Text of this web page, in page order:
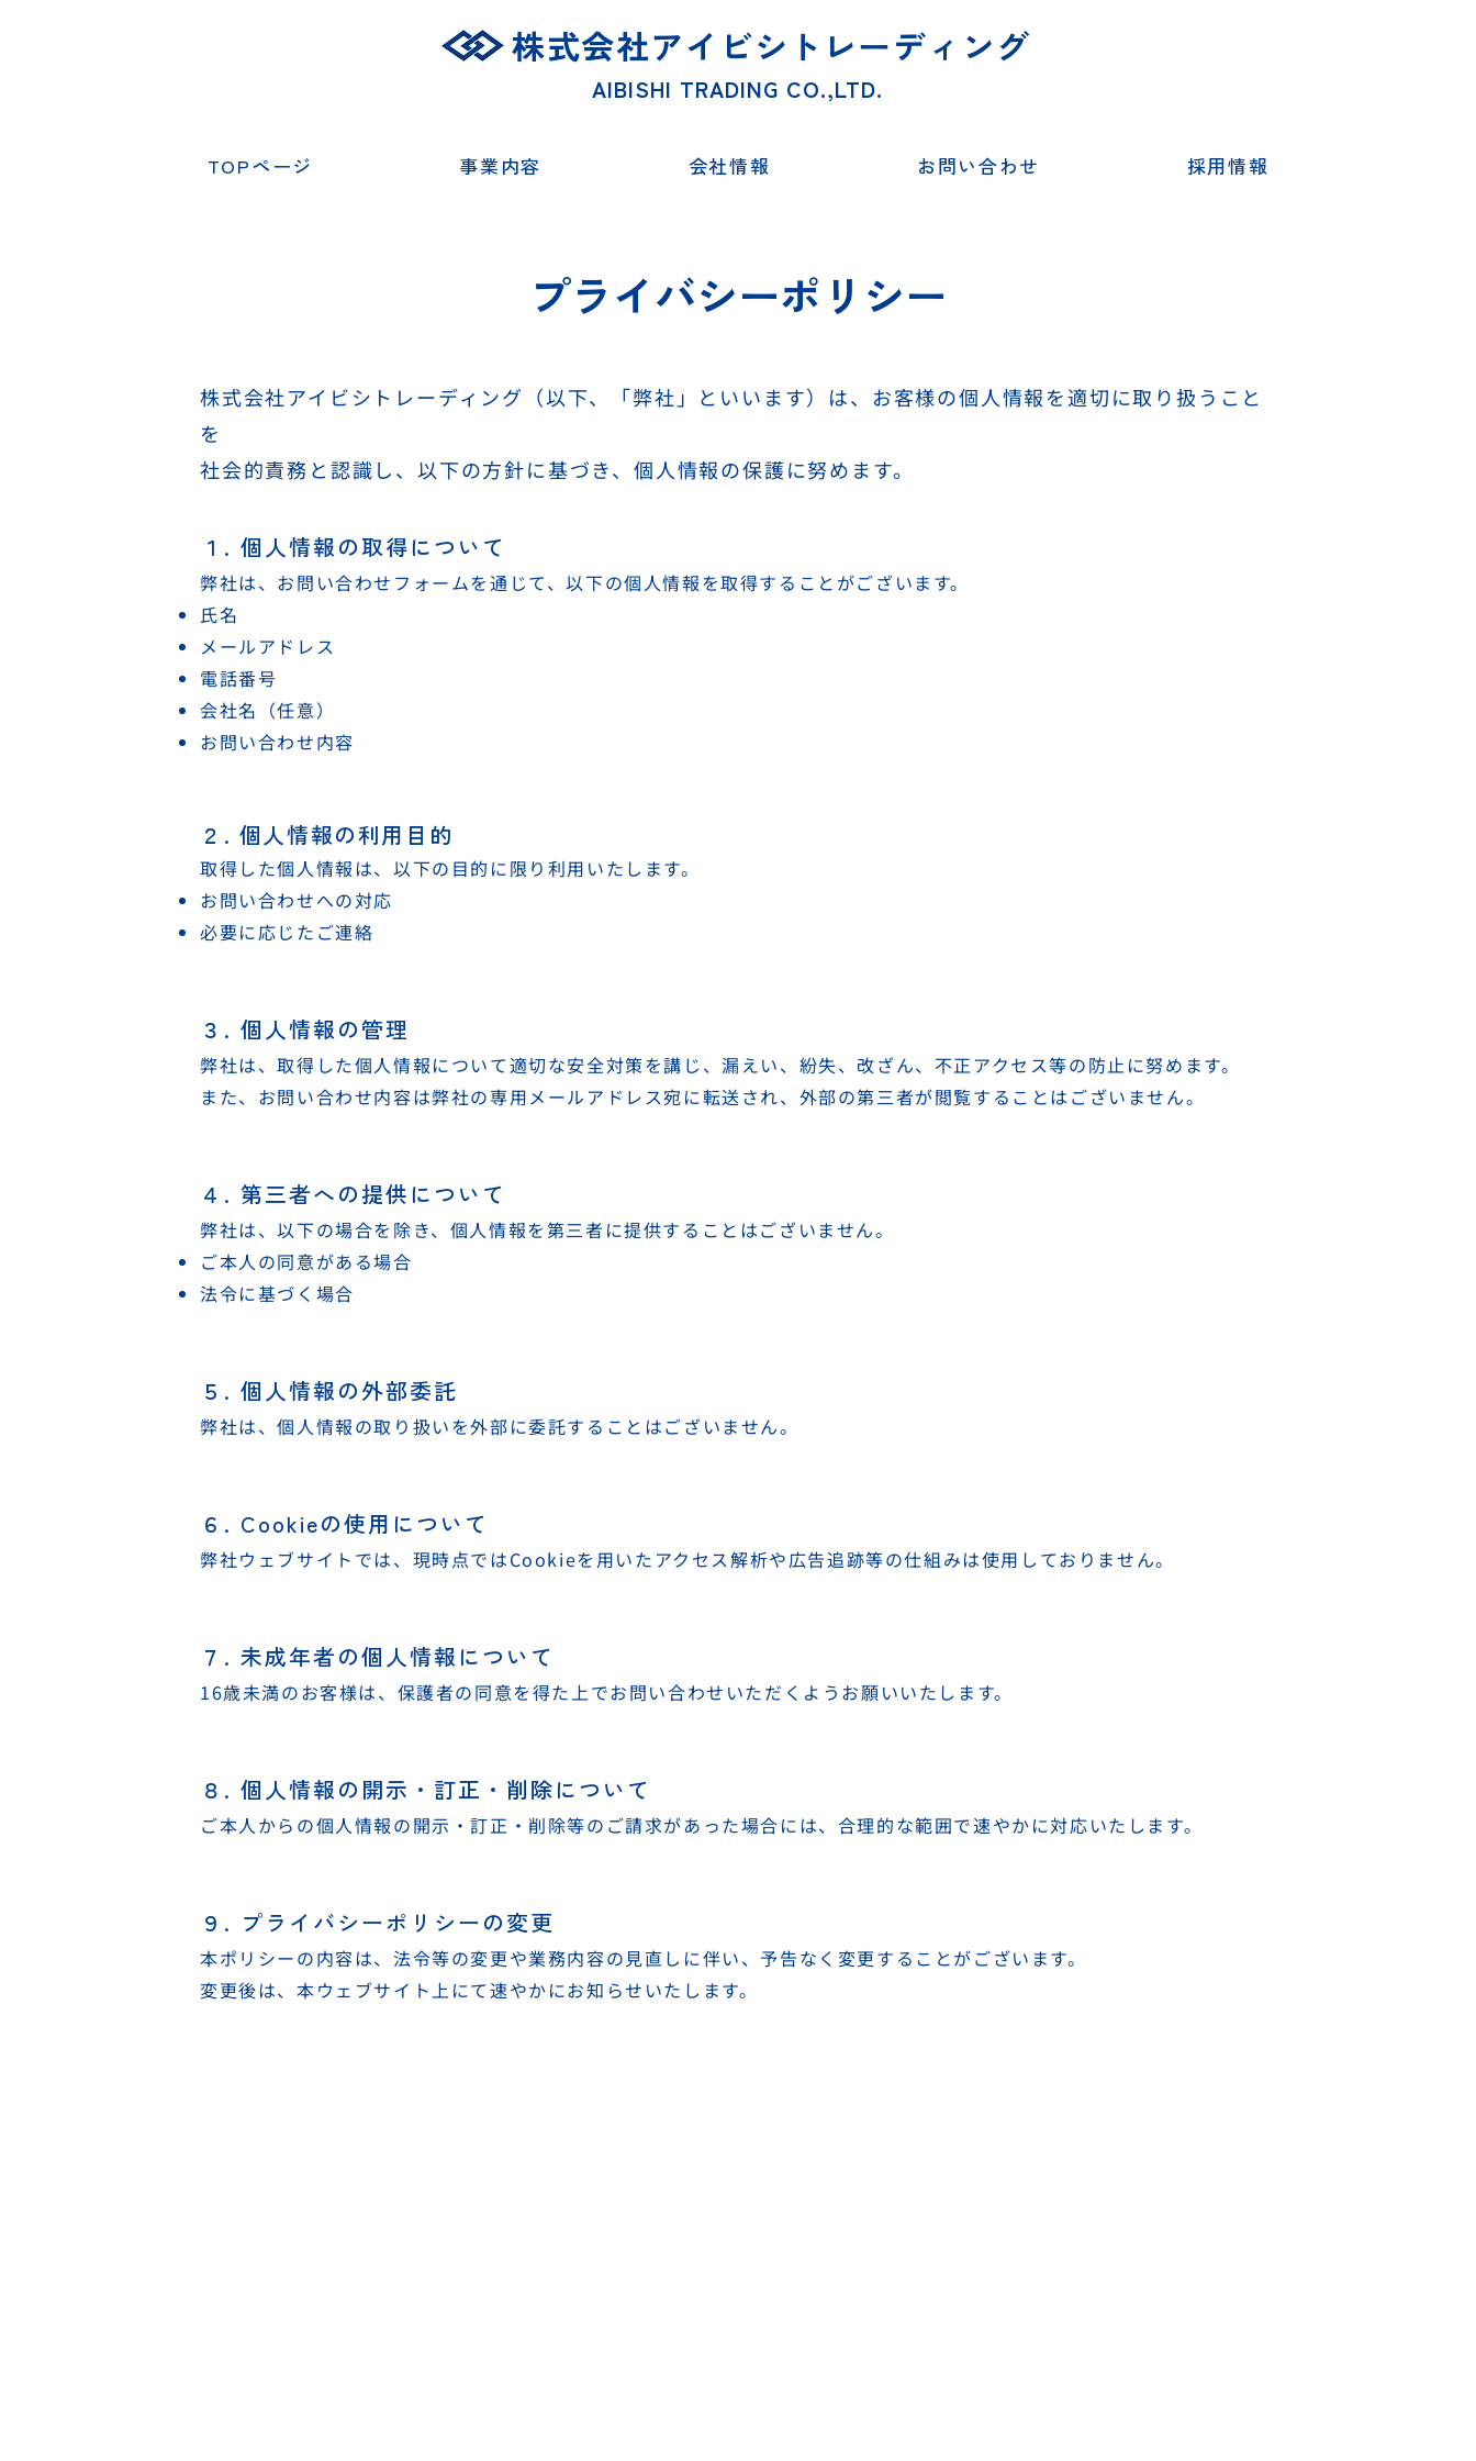
株式会社アイビシトレーディング
AIBISHI TRADING CO.,LTD.
TOPページ 事業内容 会社情報 お問い合わせ 採用情報
プライバシーポリシー
株式会社アイビシトレーディング（以下、「弊社」といいます）は、お客様の個人情報を適切に取り扱うこと
を
社会的責務と認識し、以下の方針に基づき、個人情報の保護に努めます。
​１. 個人情報の取得について
弊社は、お問い合わせフォームを通じて、以下の個人情報を取得することがございます。
氏名
メールアドレス
電話番号
会社名（任意）
お問い合わせ内容
２. 個人情報の利用目的
取得した個人情報は、以下の目的に限り利用いたします。
お問い合わせへの対応
必要に応じたご連絡
３. 個人情報の管理
弊社は、取得した個人情報について適切な安全対策を講じ、漏えい、紛失、改ざん、不正アクセス等の防止に努めます。
また、お問い合わせ内容は弊社の専用メールアドレス宛に転送され、外部の第三者が閲覧することはございません。
４. 第三者への提供について
弊社は、以下の場合を除き、個人情報を第三者に提供することはございません。
ご本人の同意がある場合
法令に基づく場合
５. 個人情報の外部委託
弊社は、個人情報の取り扱いを外部に委託することはございません。
６. Cookieの使用について
弊社ウェブサイトでは、現時点ではCookieを用いたアクセス解析や広告追跡等の仕組みは使用しておりません。
７. 未成年者の個人情報について
16歳未満のお客様は、保護者の同意を得た上でお問い合わせいただくようお願いいたします。
８. 個人情報の開示・訂正・削除について
ご本人からの個人情報の開示・訂正・削除等のご請求があった場合には、合理的な範囲で速やかに対応いたします。
９. プライバシーポリシーの変更
本ポリシーの内容は、法令等の変更や業務内容の見直しに伴い、予告なく変更することがございます。
変更後は、本ウェブサイト上にて速やかにお知らせいたします。